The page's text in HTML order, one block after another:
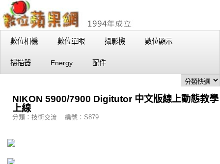
數位相機 數位單眼 攝影機 數位顯示
掃描器 Energy 配件
NIKON 5900/7900 Digitutor 中文版線上動態教學
上線
分類：技術交流 編號：S879